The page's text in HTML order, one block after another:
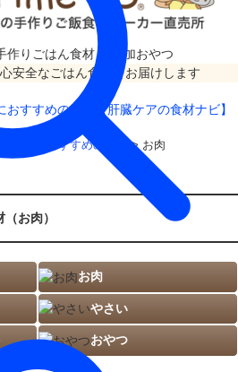
作りごはん食材
無添加おやつ
安全なごはん食材をお届けします
臓ケアにおすすめの食材 > お肉
お肉）
お肉
やさい
おやつ